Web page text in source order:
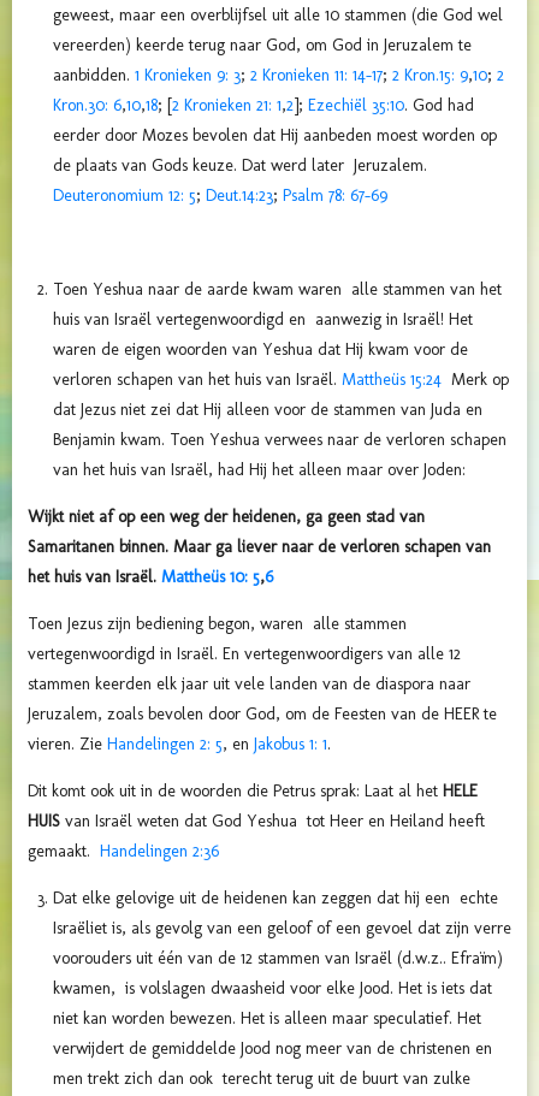
geweest, maar een overblijfsel uit alle 10 stammen (die God wel
vereerden) keerde terug naar God, om God in Jeruzalem te
aanbidden. 1 Kronieken 9: 3; 2 Kronieken 11: 14-17; 2 Kron.15: 9,10; 2
Kron.30: 6,10,18; [2 Kronieken 21: 1,2]; Ezechiël 35:10. God had
eerder door Mozes bevolen dat Hij aanbeden moest worden op
de plaats van Gods keuze. Dat werd later Jeruzalem.
Deuteronomium 12: 5; Deut.14:23; Psalm 78: 67-69
Toen Yeshua naar de aarde kwam waren alle stammen van het
huis van Israël vertegenwoordigd en aanwezig in Israël! Het
waren de eigen woorden van Yeshua dat Hij kwam voor de
verloren schapen van het huis van Israël. Mattheüs 15:24 Merk op
dat Jezus niet zei dat Hij alleen voor de stammen van Juda en
Benjamin kwam. Toen Yeshua verwees naar de verloren schapen
van het huis van Israël, had Hij het alleen maar over Joden:
Wijkt niet af op een weg der heidenen, ga geen stad van
Samaritanen binnen. Maar ga liever naar de verloren schapen van
het huis van Israël. Mattheüs 10: 5,6
Toen Jezus zijn bediening begon, waren alle stammen
vertegenwoordigd in Israël. En vertegenwoordigers van alle 12
stammen keerden elk jaar uit vele landen van de diaspora naar
Jeruzalem, zoals bevolen door God, om de Feesten van de HEER te
vieren. Zie Handelingen 2: 5, en Jakobus 1: 1.
Dit komt ook uit in de woorden die Petrus sprak: Laat al het HELE
HUIS van Israël weten dat God Yeshua tot Heer en Heiland heeft
gemaakt. Handelingen 2:36
Dat elke gelovige uit de heidenen kan zeggen dat hij een echte
Israëliet is, als gevolg van een geloof of een gevoel dat zijn verre
voorouders uit één van de 12 stammen van Israël (d.w.z.. Efraïm)
kwamen, is volslagen dwaasheid voor elke Jood. Het is iets dat
niet kan worden bewezen. Het is alleen maar speculatief. Het
verwijdert de gemiddelde Jood nog meer van de christenen en
men trekt zich dan ook terecht terug uit de buurt van zulke